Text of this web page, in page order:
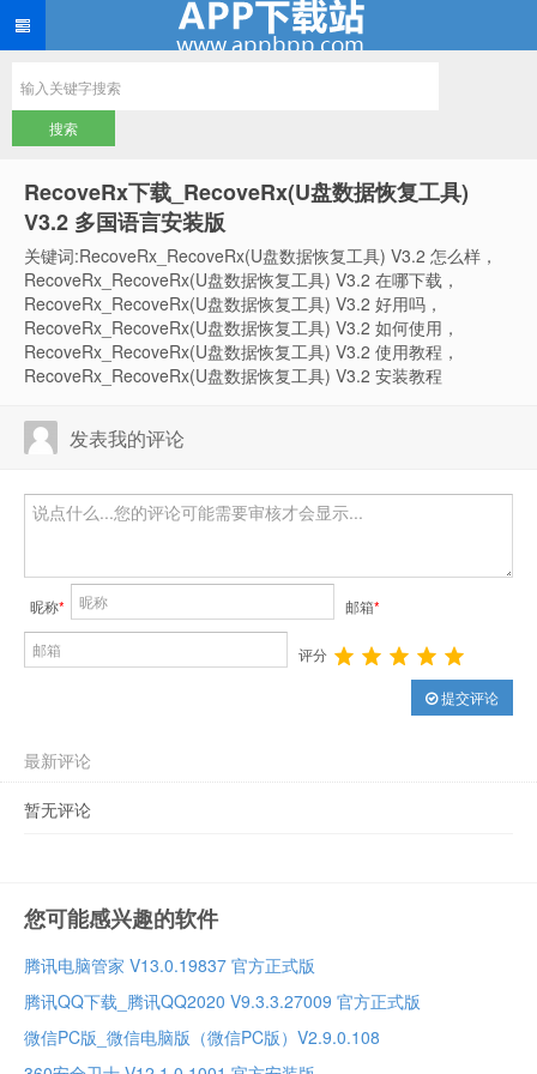
RecoveRx下载_RecoveRx(U盘数据恢复工具)
V3.2 多国语言安装版
关键词:RecoveRx_RecoveRx(U盘数据恢复工具) V3.2 怎么样，
RecoveRx_RecoveRx(U盘数据恢复工具) V3.2 在哪下载，
RecoveRx_RecoveRx(U盘数据恢复工具) V3.2 好用吗，
RecoveRx_RecoveRx(U盘数据恢复工具) V3.2 如何使用，
RecoveRx_RecoveRx(U盘数据恢复工具) V3.2 使用教程，
RecoveRx_RecoveRx(U盘数据恢复工具) V3.2 安装教程
发表我的评论
昵称* 邮箱*
评分
提交评论
最新评论
暂无评论
您可能感兴趣的软件
腾讯电脑管家 V13.0.19837 官方正式版
腾讯QQ下载_腾讯QQ2020 V9.3.3.27009 官方正式版
微信PC版_微信电脑版（微信PC版）V2.9.0.108